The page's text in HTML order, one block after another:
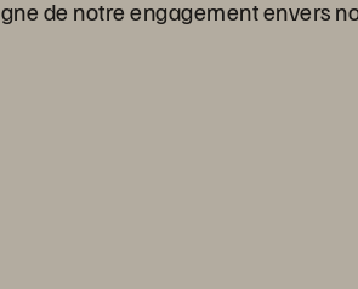
de notre engagement envers